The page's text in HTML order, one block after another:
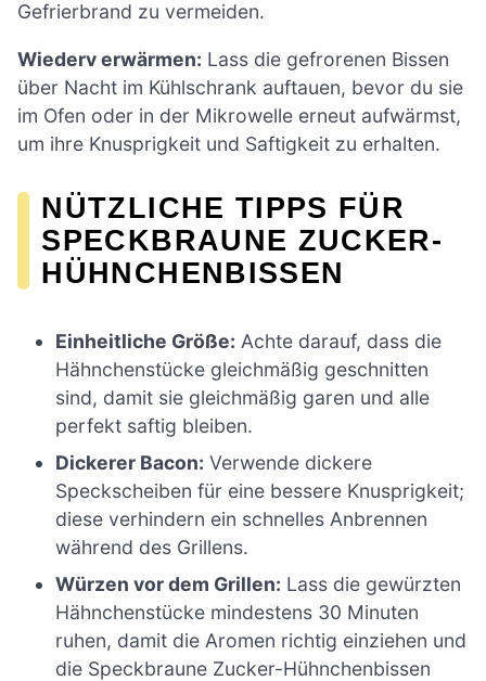
Gefrierbrand zu vermeiden.
Wiederv erwärmen: Lass die gefrorenen Bissen
über Nacht im Kühlschrank auftauen, bevor du sie
im Ofen oder in der Mikrowelle erneut aufwärmst,
um ihre Knusprigkeit und Saftigkeit zu erhalten.
NÜTZLICHE TIPPS FÜR
SPECKBRAUNE ZUCKER-
HÜHNCHENBISSEN
Einheitliche Größe: Achte darauf, dass die
Hähnchenstücke gleichmäßig geschnitten
sind, damit sie gleichmäßig garen und alle
perfekt saftig bleiben.
Dickerer Bacon: Verwende dickere
Speckscheiben für eine bessere Knusprigkeit;
diese verhindern ein schnelles Anbrennen
während des Grillens.
Würzen vor dem Grillen: Lass die gewürzten
Hähnchenstücke mindestens 30 Minuten
ruhen, damit die Aromen richtig einziehen und
die Speckbraune Zucker-Hühnchenbissen